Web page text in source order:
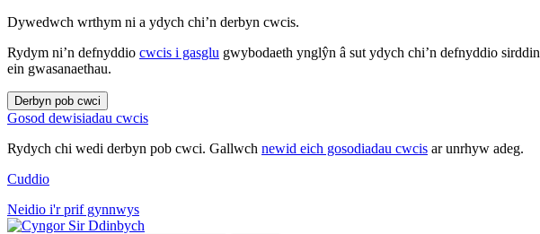
Dywedwch wrthym ni a ydych chi’n derbyn cwcis.
Rydym ni’n defnyddio cwcis i gasglu gwybodaeth ynglŷn â sut ydych chi’n defnyddio
ein gwasanaethau.
Derbyn pob cwci
Gosod dewisiadau cwcis
Rydych chi wedi derbyn pob cwci. Gallwch newid eich gosodiadau cwcis ar unrhyw adeg.
Cuddio
Neidio i'r prif gynnwys